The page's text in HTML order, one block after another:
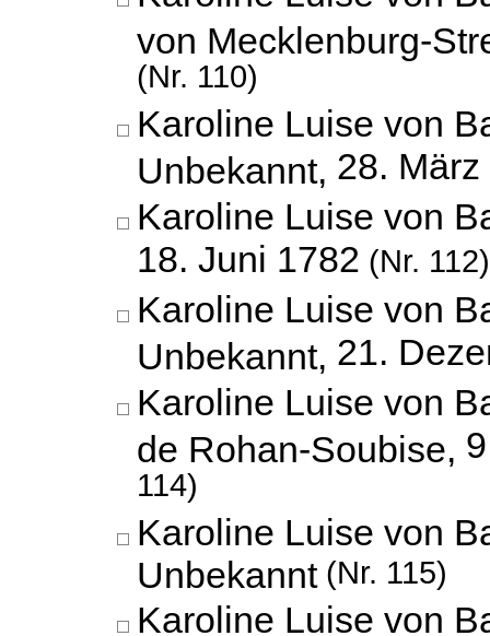
von Mecklenburg-
(Nr. 110)
Karoline Luise von
Unbekannt, 28.
Karoline Luise von
18. Juni 1782 (Nr. 112)
Karoline Luise von
Unbekannt, 21.
Karoline Luise von
de Rohan-Soubise,
114)
Karoline Luise von
Unbekannt (Nr. 115)
Karoline Luise von